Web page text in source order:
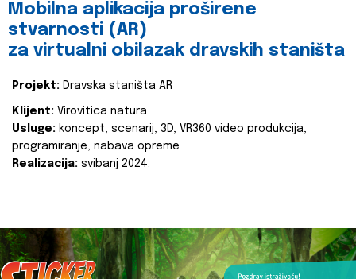
Mobilna aplikacija proširene
stvarnosti (AR)
za virtualni obilazak dravskih staništa
Projekt: Dravska staništa AR
Klijent: Virovitica natura
Usluge: koncept, scenarij, 3D, VR360 video produkcija,
programiranje, nabava opreme
Realizacija: svibanj 2024.